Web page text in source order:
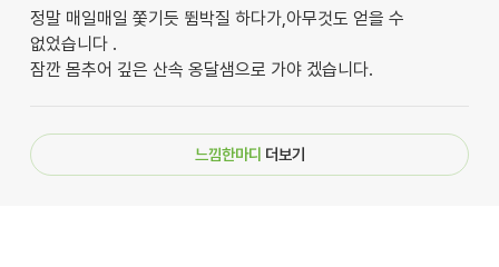
정말 매일매일 쫓기듯 뜀박질 하다가,아무것도 얻을 수
없었습니다 .
잠깐 몸추어 깊은 산속 옹달샘으로 가야 겠습니다.
느낌한마디 더보기